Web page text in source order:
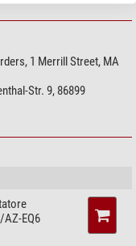
Apple. Per macOS è
dal Mac App Store.
iPolar per allineare
l'app "iOptron
richiede l'accessorio
Assicurarsi che il
si disponga delle
la fotocamera
1 Merrill Street, MA
Str. 9, 86899
AZ-EQ6